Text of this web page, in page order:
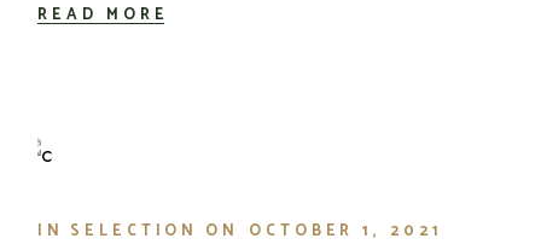
READ MORE
IN SELECTION ON OCTOBER 1, 2021